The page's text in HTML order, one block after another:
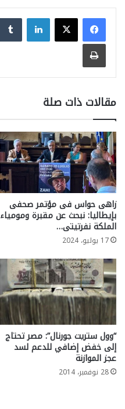
لينكدإن
طباعة
مقالات ذات صلة
زاهى حواس فى مؤتمر صحفى
بإيطاليا: نبحث عن مقبرة ومومياء
الملكة نفرتيتى…
17 يوليو، 2024
“وول ستريت جورنال”: مصر تحتاج
إلى خفض إضافي للدعم لسد
عجز الموازنة
28 نوفمبر، 2014